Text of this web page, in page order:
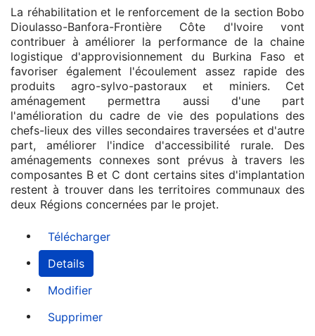
La réhabilitation et le renforcement de la section Bobo
Dioulasso-Banfora-Frontière Côte d'Ivoire vont
contribuer à améliorer la performance de la chaine
logistique d'approvisionnement du Burkina Faso et
favoriser également l'écoulement assez rapide des
produits agro-sylvo-pastoraux et miniers. Cet
aménagement permettra aussi d'une part
l'amélioration du cadre de vie des populations des
chefs-lieux des villes secondaires traversées et d'autre
part, améliorer l'indice d'accessibilité rurale. Des
aménagements connexes sont prévus à travers les
composantes B et C dont certains sites d'implantation
restent à trouver dans les territoires communaux des
deux Régions concernées par le projet.
Télécharger
Details
Modifier
Supprimer